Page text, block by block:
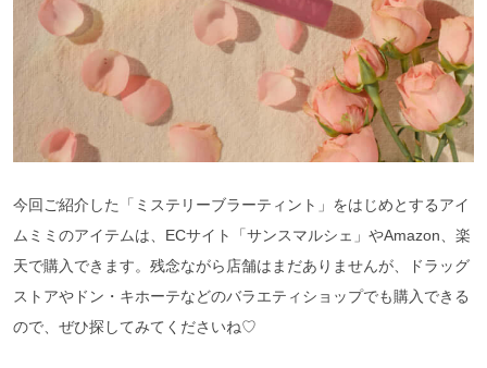
今回ご紹介した「ミステリーブラーティント」をはじめとするアイ
ムミミのアイテムは、ECサイト「サンスマルシェ」やAmazon、楽
天で購入できます。残念ながら店舗はまだありませんが、ドラッグ
ストアやドン・キホーテなどのバラエティショップでも購入できる
ので、ぜひ探してみてくださいね♡